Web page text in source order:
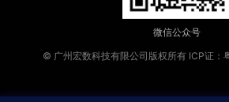
微信公众号
© 广州宏数科技有限公司版权所有 ICP证：